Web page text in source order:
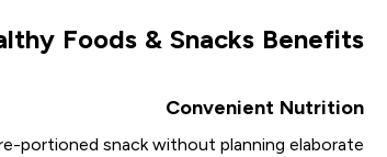
Foods & Snacks Benefits
Convenient Nutrition
portioned snack without planning elaborate